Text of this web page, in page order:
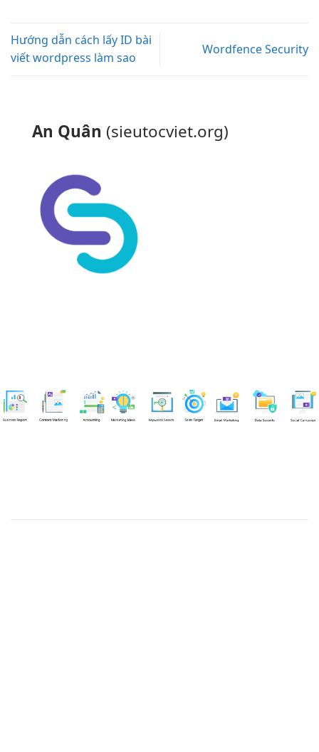
Hướng dẫn cách lấy ID bài
viết wordpress làm sao
Wordfence Security
An Quân (sieutocviet.org)